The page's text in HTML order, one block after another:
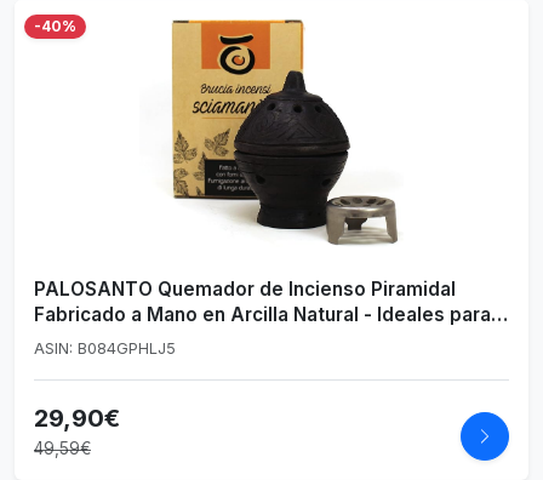
-40%
PALOSANTO Quemador de Incienso Piramidal
Fabricado a Mano en Arcilla Natural - Ideales para
Quemar Todo Tipo de Conos e Incienso en Grano,
ASIN: B084GPHLJ5
29,90€
49,59€